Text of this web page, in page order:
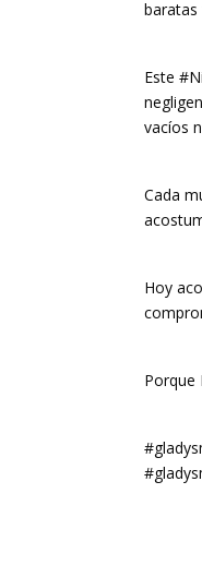
baratas
Este
vacíos
Cada
Hoy
Porque